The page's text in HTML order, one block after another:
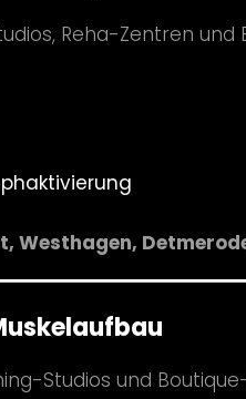
Reha-Zentren und
Westhagen,
Studios und